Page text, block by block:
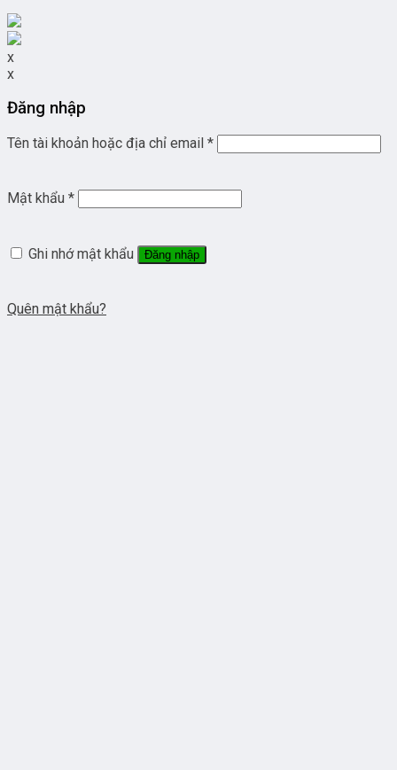
x
x
Đăng nhập
Tên tài khoản hoặc địa chỉ email *
Mật khẩu *
Ghi nhớ mật khẩu Đăng nhập
Quên mật khẩu?